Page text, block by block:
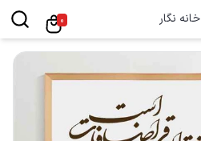
خانه نگار 0